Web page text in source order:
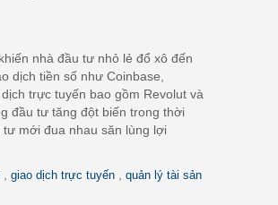
nhà đầu tư nhỏ lẻ đổ xô đến
dịch tiền số như Coinbase,
trực tuyến bao gồm Revolut và
đầu tư tăng đột biến trong thời
mới đua nhau săn lùng lợi
giao dịch trực tuyến quản lý tài sản